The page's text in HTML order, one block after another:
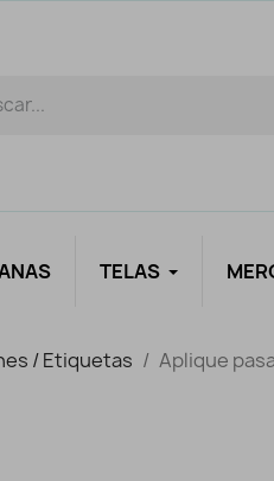
TELAS
/ Etiquetas Aplique